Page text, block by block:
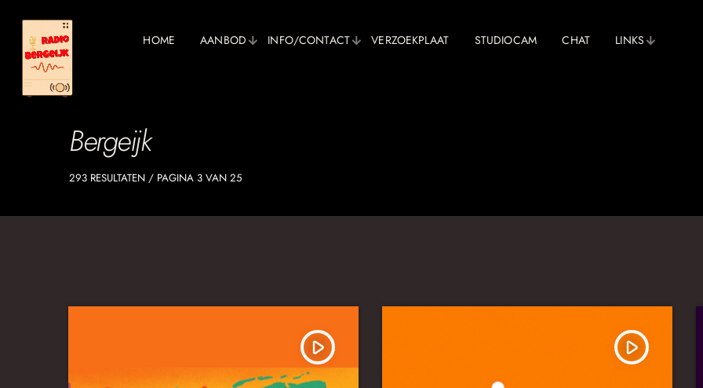
HOME AANBOD INFO/CONTACT VERZOEKPLAAT STUDIOCAM CHAT LINKS
Bergeijk
293 RESULTATEN / PAGINA 3 VAN 25
play_arrow play_arrow